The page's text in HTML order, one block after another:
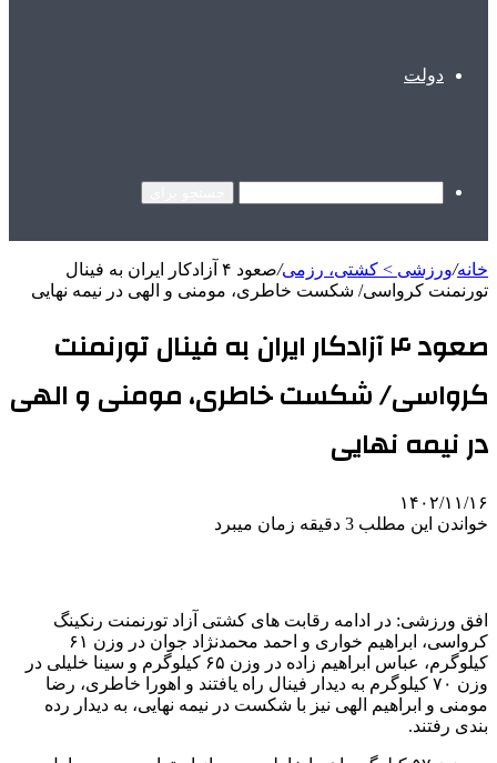
دولت
خانه/ورزشی > کشتی، رزمی/
صعود ۴ آزادکار ایران به فینال
تورنمنت کرواسی/ شکست خاطری،‌ مومنی و الهی در نیمه نهایی
صعود ۴ آزادکار ایران به فینال تورنمنت
کرواسی/ شکست خاطری،‌ مومنی و الهی
در نیمه نهایی
۱۴۰۲/۱۱/۱۶
خواندن این مطلب 3 دقیقه زمان میبرد
افق ورزشی: در ادامه رقابت های کشتی آزاد تورنمنت رنکینگ
کرواسی، ابراهیم خواری و احمد محمدنژاد جوان در وزن ۶۱
کیلوگرم، عباس ابراهیم زاده در وزن ۶۵ کیلوگرم و سینا خلیلی در
وزن ۷۰ کیلوگرم به دیدار فینال راه یافتند و اهورا خاطری، رضا
مومنی و ابراهیم الهی نیز با شکست در نیمه نهایی، به دیدار رده
بندی رفتند.